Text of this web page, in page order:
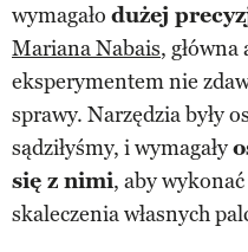
wymagało dużej
Mariana Nabais,
eksperymentem nie
sprawy. Narzędzia były
sądziłyśmy, i wymagały
się z nimi, aby
skaleczenia własnych